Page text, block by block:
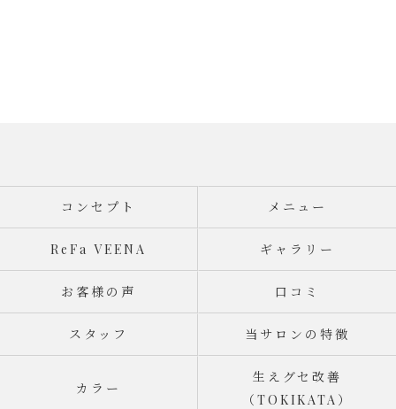
コンセプト メニュー
ReFa VEENA ギャラリー
お客様の声 口コミ
スタッフ 当サロンの特徴
カラー
生えグセ改善
（TOKIKATA）